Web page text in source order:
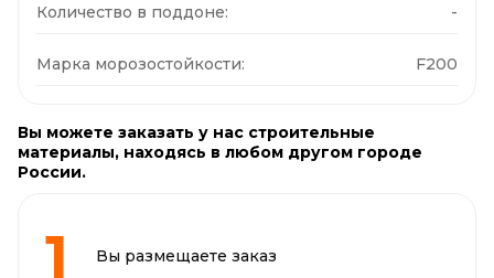
Количество в поддоне: -
Марка морозостойкости: F200
Вы можете заказать у нас строительные
материалы, находясь в любом другом городе
России.
Вы размещаете заказ